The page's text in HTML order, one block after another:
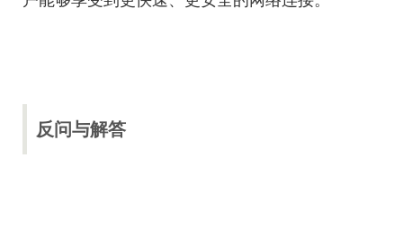
反问与解答